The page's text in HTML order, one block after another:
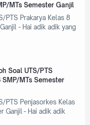
MTs Semester Ganjil
PTS Prakarya Kelas 8
- Hai adik adik yang
Soal UTS/PTS
MTs Semester
PTS Penjasorkes Kelas
Ganjil - Hai adik adik